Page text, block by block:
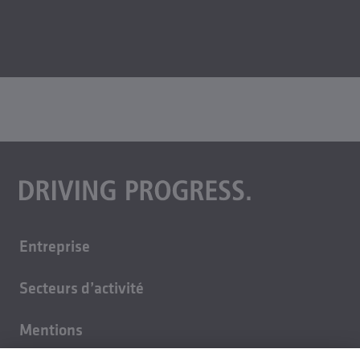
Entreprise
Carrière
Durabilité
Secteurs d’activité
Moulages
Mentions